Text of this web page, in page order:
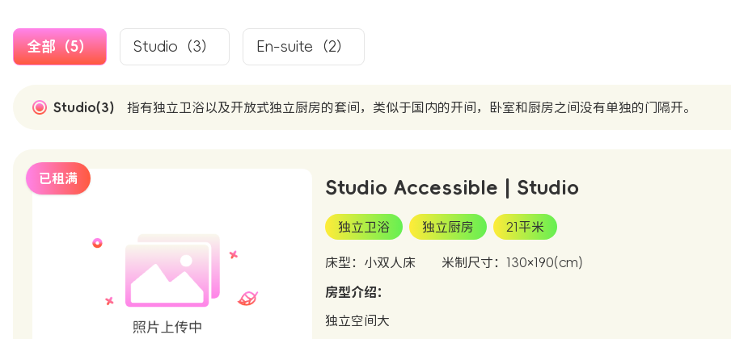
全部（5） Studio（3） En-suite（2）
Studio(3) 指有独立卫浴以及开放式独立厨房的套间，类似于国内的开间，卧室和厨房之间没有单独的门隔开。
已租满 Studio Accessible | Studio
独立卫浴 独立厨房 21平米
床型：小双人床 米制尺寸：130×190(cm)
房型介绍：
独立空间大